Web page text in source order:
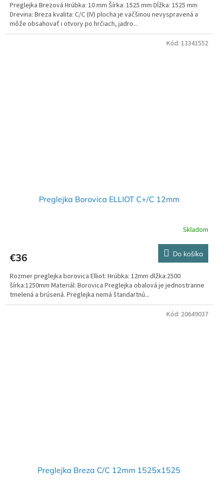
Preglejka Brezová Hrúbka: 10 mm Šírka: 1525 mm Dĺžka: 1525 mm
Drevina: Breza kvalita: C/C (IV) plocha je väčšinou nevyspravená a
môže obsahovať i otvory po hrčiach, jadro...
Preglejka Borovica ELLIOT C+/C 12mm
Skladom
€36 Do košíka
Rozmer preglejka borovica Elliot: Hrúbka: 12mm dlžka:2500
šírka:1250mm Materiál: Borovica Preglejka obalová je jednostranne
tmelená a brúsená. Preglejka nemá štandartnú...
Kód: 13341552
Preglejka Breza C/C 12mm 1525x1525
Kód: 20649037